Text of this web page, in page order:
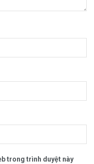
trong trình duyệt này